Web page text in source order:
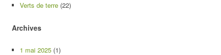
Verts de terre (22)
Archives
1 mai 2025 (1)